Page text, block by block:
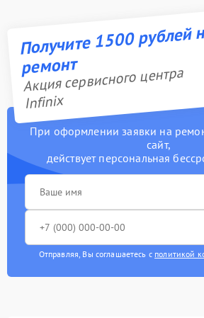
Получите 1500 рублей
ремонт
Акция сервисного центра
Infinix
При оформлении заявки на
сайт,
действует персональная
Отправляя, Вы соглашаетесь с политикой